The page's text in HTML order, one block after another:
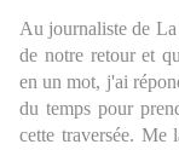
Au journaliste de
de notre retour et
en un mot, j'ai
du temps pour
cette traversée. Me